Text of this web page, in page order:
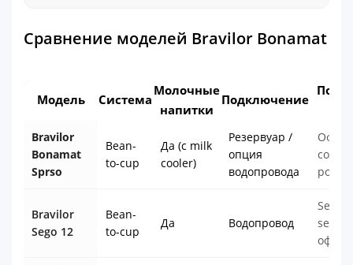
Сравнение моделей Bravilor Bonamat
Модель Система
Молочные
напитки
Подключение
Bravilor
Bonamat
Sprso
Bean-
to-cup
Да (с milk
cooler)
Резервуар /
опция
водопровода
coffee
point
Bravilor
Sego 12
Bean-
to-cup
Да Водопровод
Self-
офисы